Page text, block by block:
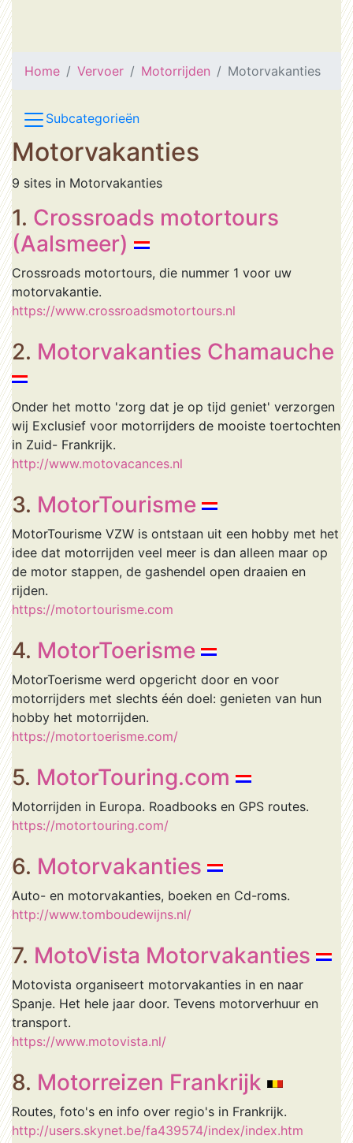
Home Vervoer Motorrijden Motorvakanties
Subcategorieën
Motorvakanties
9 sites in Motorvakanties
1. Crossroads motortours
(Aalsmeer)
Crossroads motortours, die nummer 1 voor uw
motorvakantie.
https://www.crossroadsmotortours.nl
2. Motorvakanties Chamauche
Onder het motto 'zorg dat je op tijd geniet' verzorgen
wij Exclusief voor motorrijders de mooiste toertochten
in Zuid- Frankrijk.
http://www.motovacances.nl
3. MotorTourisme
MotorTourisme VZW is ontstaan uit een hobby met het
idee dat motorrijden veel meer is dan alleen maar op
de motor stappen, de gashendel open draaien en
rijden.
https://motortourisme.com
4. MotorToerisme
MotorToerisme werd opgericht door en voor
motorrijders met slechts één doel: genieten van hun
hobby het motorrijden.
https://motortoerisme.com/
5. MotorTouring.com
Motorrijden in Europa. Roadbooks en GPS routes.
https://motortouring.com/
6. Motorvakanties
Auto- en motorvakanties, boeken en Cd-roms.
http://www.tomboudewijns.nl/
7. MotoVista Motorvakanties
Motovista organiseert motorvakanties in en naar
Spanje. Het hele jaar door. Tevens motorverhuur en
transport.
https://www.motovista.nl/
8. Motorreizen Frankrijk
Routes, foto's en info over regio's in Frankrijk.
http://users.skynet.be/fa439574/index/index.htm